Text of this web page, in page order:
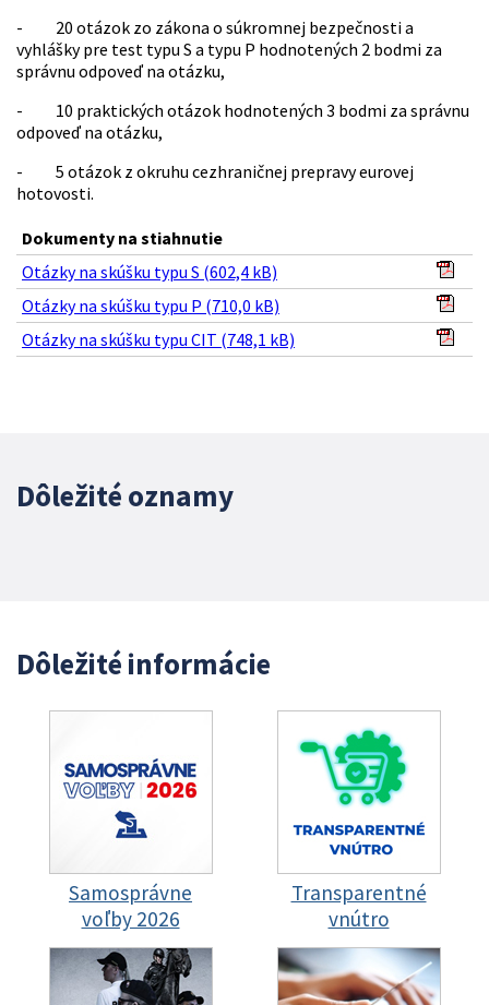
- 20 otázok zo zákona o súkromnej bezpečnosti a
vyhlášky pre test typu S a typu P hodnotených 2 bodmi za
správnu odpoveď na otázku,
- 10 praktických otázok hodnotených 3 bodmi za správnu
odpoveď na otázku,
- 5 otázok z okruhu cezhraničnej prepravy eurovej
hotovosti.
Dokumenty na stiahnutie
Otázky na skúšku typu S (602,4 kB)
Otázky na skúšku typu P (710,0 kB)
Otázky na skúšku typu CIT (748,1 kB)
Dôležité oznamy
Dôležité informácie
Samosprávne
voľby 2026
Transparentné
vnútro